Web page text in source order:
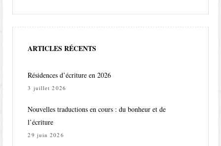
ARTICLES RÉCENTS
Résidences d’écriture en 2026
3 juillet 2026
Nouvelles traductions en cours : du bonheur et de
l’écriture
29 juin 2026